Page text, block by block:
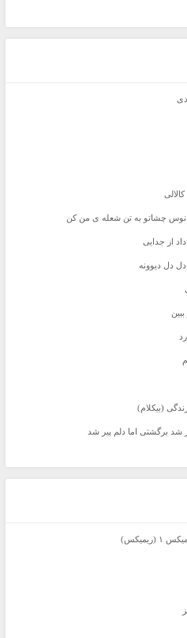
چشاتو به تن شعله ی من کن
از جدایی
دل دیوونه
(بیکلام)
شد برگشتی اما دلم پیر شد